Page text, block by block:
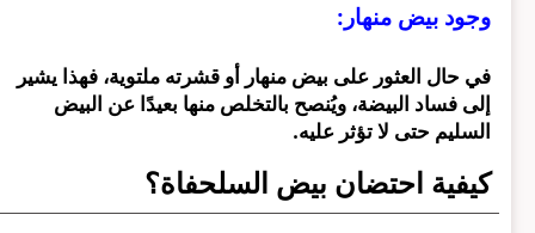
وجود بيض منهار:
في حال العثور على بيض منهار أو قشرته ملتوية، فهذا يشير
إلى فساد البيضة، ويُنصح بالتخلص منها بعيدًا عن البيض
السليم حتى لا تؤثر عليه.
كيفية احتضان بيض السلحفاة؟